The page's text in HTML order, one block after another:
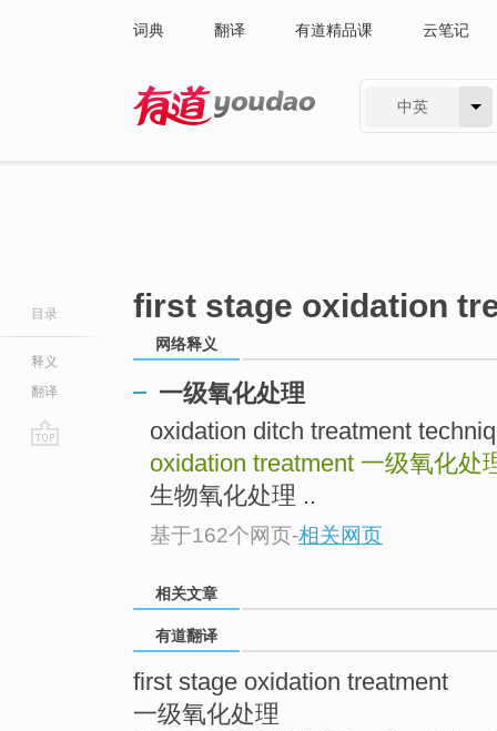
词典 翻译 有道精品课 云笔记
中英
目录
释义
翻译
first stage oxidation
网络释义
一级氧化处理
oxidation ditch treatment
oxidation treatment 一级氧化处
生物氧化处理 ..
基于162个网页-相关网页
相关文章
有道翻译
first stage oxidation treatment
一级氧化处理